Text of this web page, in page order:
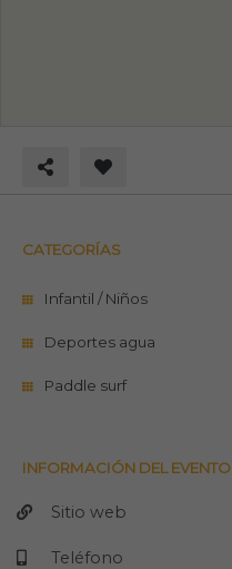
CATEGORÍAS
Infantil / Niños
Deportes agua
Paddle surf
INFORMACIÓN DEL EVENTO
Sitio web
Teléfono